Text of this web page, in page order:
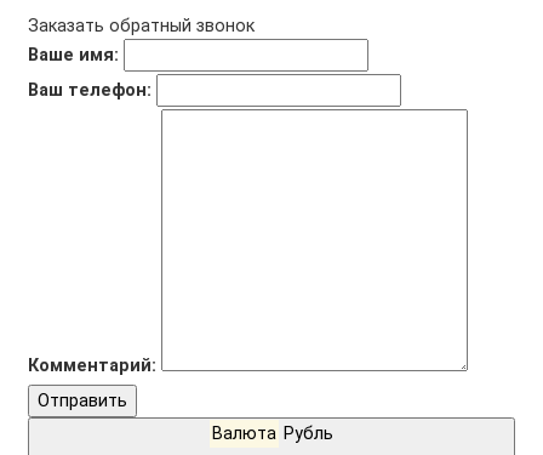
Заказать обратный звонок
Ваше имя:
Ваш телефон:
Комментарий:
Отправить
Валюта Рубль